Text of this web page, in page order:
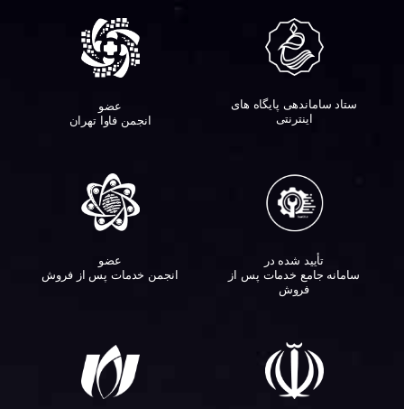
ستاد ساماندهی پایگاه های
اینترنتی
عضو
انجمن فاوا تهران
تأیید شده در
سامانه جامع خدمات پس از
فروش
عضو
انجمن خدمات پس از فروش